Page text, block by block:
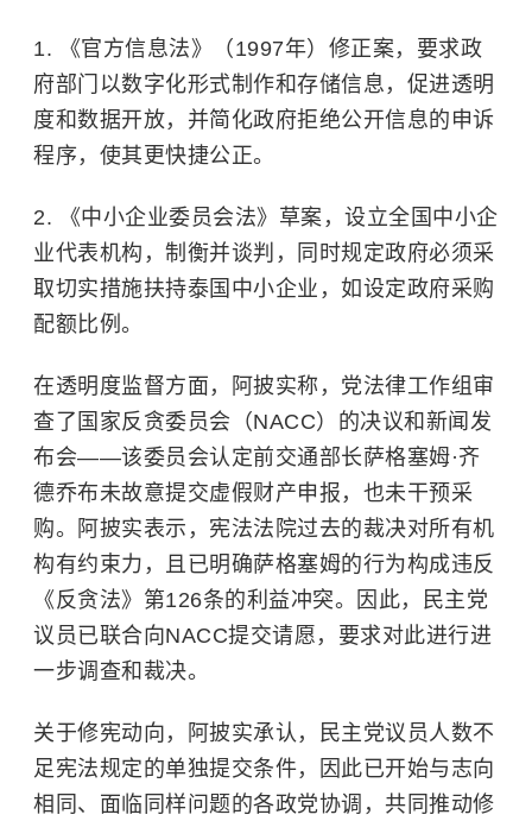
1. 《官方信息法》（1997年）修正案，要求政
府部门以数字化形式制作和存储信息，促进透明
度和数据开放，并简化政府拒绝公开信息的申诉
程序，使其更快捷公正。
2. 《中小企业委员会法》草案，设立全国中小企
业代表机构，制衡并谈判，同时规定政府必须采
取切实措施扶持泰国中小企业，如设定政府采购
配额比例。
在透明度监督方面，阿披实称，党法律工作组审
查了国家反贪委员会（NACC）的决议和新闻发
布会——该委员会认定前交通部长萨格塞姆·齐
德乔布未故意提交虚假财产申报，也未干预采
购。阿披实表示，宪法法院过去的裁决对所有机
构有约束力，且已明确萨格塞姆的行为构成违反
《反贪法》第126条的利益冲突。因此，民主党
议员已联合向NACC提交请愿，要求对此进行进
一步调查和裁决。
关于修宪动向，阿披实承认，民主党议员人数不
足宪法规定的单独提交条件，因此已开始与志向
相同、面临同样问题的各政党协调，共同推动修